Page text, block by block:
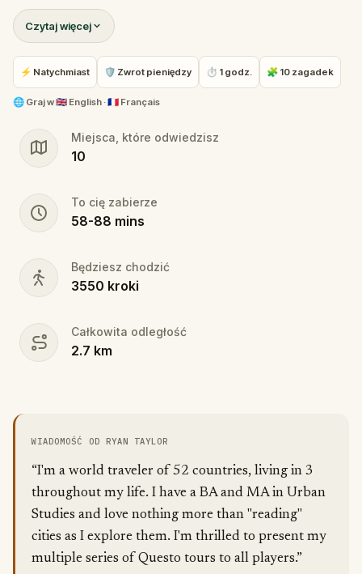
Justice, you follow a coordinated extortion plot tied
to human trafficking. Read movement, interpret
clues, and stay on the trail as pressure builds toward
a public confrontation.
Uncover how reputation, power, and justice collide,
Czytaj więcej
⚡ Natychmiast 🛡 Zwrot pieniędzy ⏱ 1 godz. 🧩 10 zagadek
🌐 Graj w🇬🇧 English · 🇫🇷 Français
Miejsca, które odwiedzisz
10
To cię zabierze
58-88 mins
Będziesz chodzić
3550 kroki
Całkowita odległość
2.7 km
WIADOMOŚĆ OD RYAN TAYLOR
“I'm a world traveler of 52 countries, living in 3
throughout my life. I have a BA and MA in Urban
Studies and love nothing more than "reading"
cities as I explore them. I'm thrilled to present my
multiple series of Questo tours to all players.”